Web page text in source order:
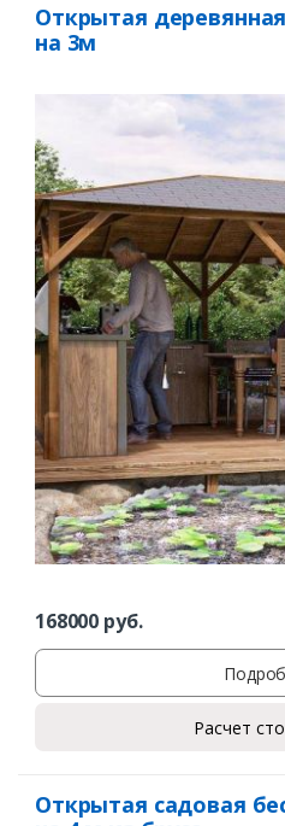
Ваше имя*
Ваш телефон*
Комментарий к заказу
Открытая
на 3м
168000 руб.
Расчет
Открытая садовая